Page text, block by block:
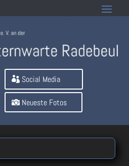
Social Media
Neueste Fotos